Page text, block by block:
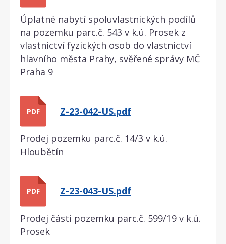
Úplatné nabytí spoluvlastnických podílů
na pozemku parc.č. 543 v k.ú. Prosek z
vlastnictví fyzických osob do vlastnictví
hlavního města Prahy, svěřené správy MČ
Praha 9
PDF Z-23-042-US.pdf
Prodej pozemku parc.č. 14/3 v k.ú.
Hloubětín
PDF Z-23-043-US.pdf
Prodej části pozemku parc.č. 599/19 v k.ú.
Prosek